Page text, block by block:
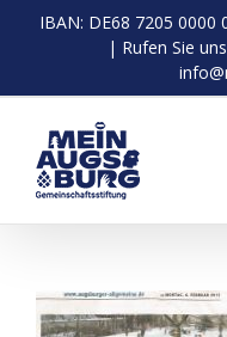
Inhalt
IBAN: DE68 7205 0000
| Rufen Sie